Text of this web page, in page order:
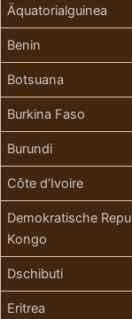
Äquatorialguinea
Benin
Botsuana
Burkina Faso
Burundi
Côte d’Ivoire
Demokratische
Kongo
Dschibuti
Eritrea